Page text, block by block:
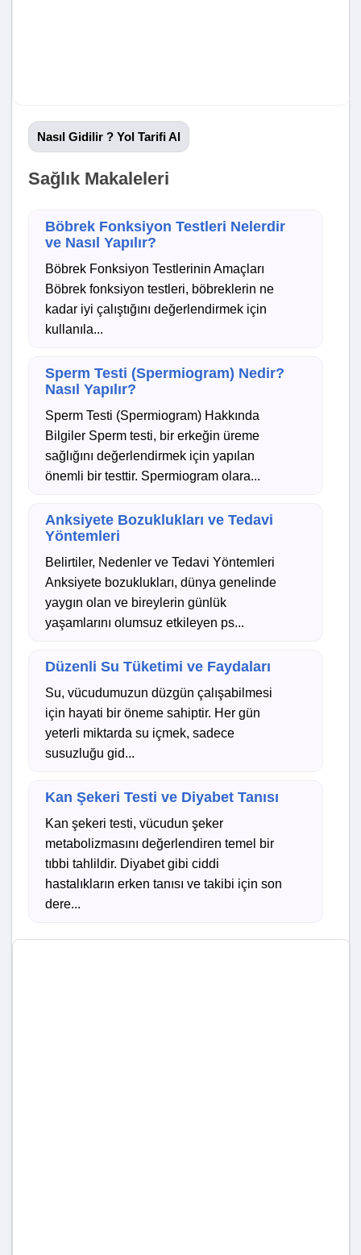
Nasıl Gidilir ? Yol Tarifi Al
Sağlık Makaleleri
Böbrek Fonksiyon Testleri Nelerdir
ve Nasıl Yapılır?
Böbrek Fonksiyon Testlerinin Amaçları
Böbrek fonksiyon testleri, böbreklerin ne
kadar iyi çalıştığını değerlendirmek için
kullanıla...
Sperm Testi (Spermiogram) Nedir?
Nasıl Yapılır?
Sperm Testi (Spermiogram) Hakkında
Bilgiler Sperm testi, bir erkeğin üreme
sağlığını değerlendirmek için yapılan
önemli bir testtir. Spermiogram olara...
Anksiyete Bozuklukları ve Tedavi
Yöntemleri
Belirtiler, Nedenler ve Tedavi Yöntemleri
Anksiyete bozuklukları, dünya genelinde
yaygın olan ve bireylerin günlük
yaşamlarını olumsuz etkileyen ps...
Düzenli Su Tüketimi ve Faydaları
Su, vücudumuzun düzgün çalışabilmesi
için hayati bir öneme sahiptir. Her gün
yeterli miktarda su içmek, sadece
susuzluğu gid...
Kan Şekeri Testi ve Diyabet Tanısı
Kan şekeri testi, vücudun şeker
metabolizmasını değerlendiren temel bir
tıbbi tahlildir. Diyabet gibi ciddi
hastalıkların erken tanısı ve takibi için son
dere...